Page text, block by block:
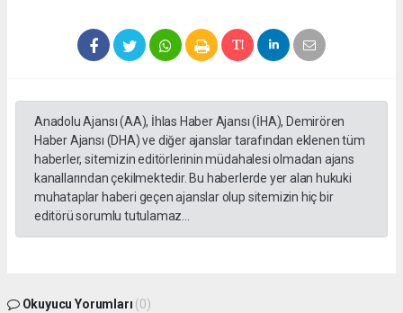
Anadolu Ajansı (AA), İhlas Haber Ajansı (İHA), Demirören
Haber Ajansı (DHA) ve diğer ajanslar tarafından eklenen tüm
haberler, sitemizin editörlerinin müdahalesi olmadan ajans
kanallarından çekilmektedir. Bu haberlerde yer alan hukuki
muhataplar haberi geçen ajanslar olup sitemizin hiç bir
editörü sorumlu tutulamaz...
Okuyucu Yorumları (0)